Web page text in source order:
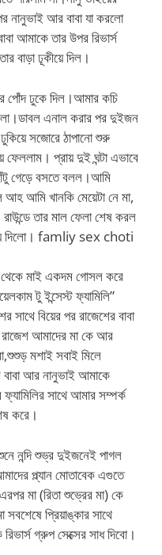
নানুভাই আর বাবা যা করলো
আমাকে তার উপর রিভার্স
বাড়া ঢূকীয়ে দিল।
পোঁদ ঢুকে দিল।আমার কচি
এনাল করার পর দুইজন
সজোরে ঠাপানো শুরু
প্রায় দুই ঘন্টা এভাবে
গেড়ে বসতে বলল।আমি
আমি খানকি মেয়েটা নে মা,
তার মাল ফেলা শেষ করল
দিলো। famliy sex choti
মাই একদম গোসল করে
টু ইন্সেস্ট ফ্যামিলি”
বিয়ের পর রাজেশের বাবা
আমাদের মা কে আর
মশাই সবাই মিলে
বাবা আর নানুভাই আমাকে
সাথে আমার সম্পর্ক
করে।
নন্দি শুভ্র দুইজনেই পাগল
প্ল্যান মোতাবেক এগুতে
মা (রিতা শুভ্রের মা) কে
সবশেষে প্রিয়াঙ্কার সাথে
গ্রুপ সেক্সের সাধ দিবো।